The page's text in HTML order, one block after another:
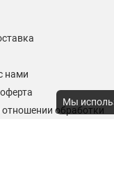
нами
обработки
Мы